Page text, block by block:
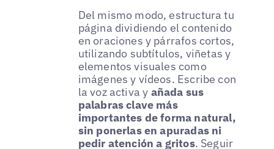
Del mismo modo, estructura tu
página dividiendo el contenido
en oraciones y párrafos cortos,
utilizando subtítulos, viñetas y
elementos visuales como
imágenes y vídeos. Escribe con
la voz activa y añada sus
palabras clave más
importantes de forma natural,
sin ponerlas en apuradas ni
pedir atención a gritos. Seguir